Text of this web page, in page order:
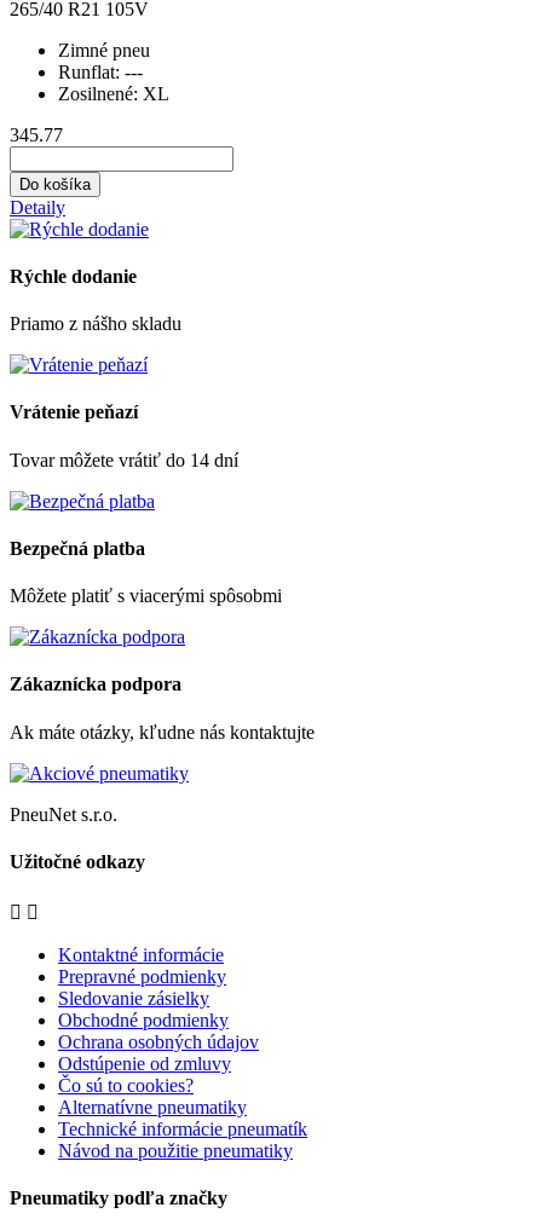
265/40 R21 105V
Zimné pneu
Runflat: ---
Zosilnené: XL
345.77
Do košíka
Detaily
Rýchle dodanie
Priamo z nášho skladu
Vrátenie peňazí
Tovar môžete vrátiť do 14 dní
Bezpečná platba
Môžete platiť s viacerými spôsobmi
Zákaznícka podpora
Ak máte otázky, kľudne nás kontaktujte
PneuNet s.r.o.
Užitočné odkazy
 
Kontaktné informácie
Prepravné podmienky
Sledovanie zásielky
Obchodné podmienky
Ochrana osobných údajov
Odstúpenie od zmluvy
Čo sú to cookies?
Alternatívne pneumatiky
Technické informácie pneumatík
Návod na použitie pneumatiky
Pneumatiky podľa značky